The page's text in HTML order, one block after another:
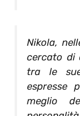
Nikola,
cercato di
tra le
espresse
meglio